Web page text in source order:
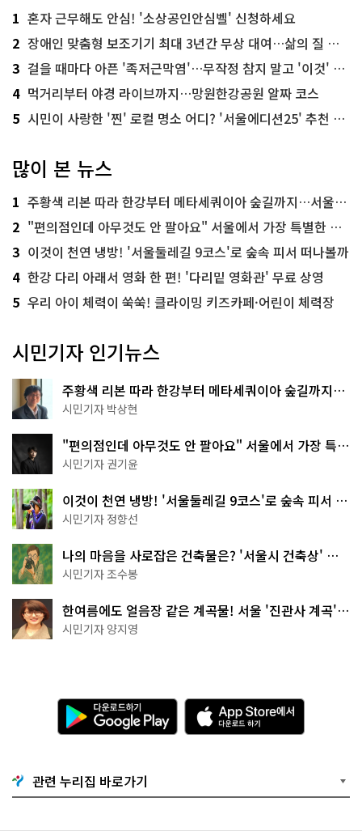
1 혼자 근무해도 안심! '소상공인안심벨' 신청하세요
2 장애인 맞춤형 보조기기 최대 3년간 무상 대여…삶의 질 높인다
3 걸을 때마다 아픈 '족저근막염'…무작정 참지 말고 '이것' 해보세요!
4 먹거리부터 야경 라이브까지…망원한강공원 알짜 코스
5 시민이 사랑한 '찐' 로컬 명소 어디? '서울에디션25' 추천 코스
많이 본 뉴스
1 주황색 리본 따라 한강부터 메타세쿼이아 숲길까지…서울둘레길 15코스
2 "편의점인데 아무것도 안 팔아요" 서울에서 가장 특별한 편의점의 정체
3 이것이 천연 냉방! '서울둘레길 9코스'로 숲속 피서 떠나볼까
4 한강 다리 아래서 영화 한 편! '다리밑 영화관' 무료 상영
5 우리 아이 체력이 쑥쑥! 클라이밍 키즈카페·어린이 체력장
시민기자 인기뉴스
주황색 리본 따라 한강부터 메타세쿼이아 숲길까지…
서울둘레길 15코스
시민기자 박상현
"편의점인데 아무것도 안 팔아요" 서울에서 가장 특별
한 편의점의 정체
시민기자 권기윤
이것이 천연 냉방! '서울둘레길 9코스'로 숲속 피서 떠
나볼까
시민기자 정향선
나의 마음을 사로잡은 건축물은? '서울시 건축상' 수
상작 공개!
시민기자 조수봉
한여름에도 얼음장 같은 계곡물! 서울 '진관사 계곡'이
천국이네~
시민기자 양지영
다
운
로
기
G
o
g
A
p
p
e
서
관련 누리집 바로가기